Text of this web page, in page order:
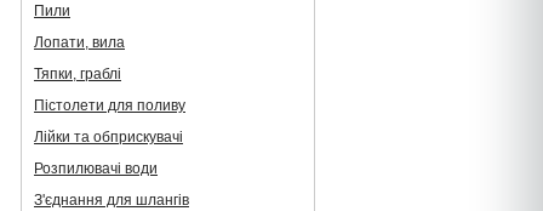
Пили
Лопати, вила
Тяпки, граблі
Пістолети для поливу
Лійки та обприскувачі
Розпилювачі води
З'єднання для шлангів